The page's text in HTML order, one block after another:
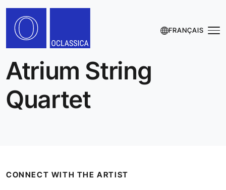
FRANÇAIS
Atrium String
Quartet
CONNECT WITH THE ARTIST